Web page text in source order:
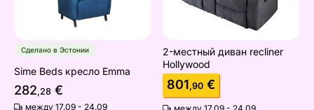
Сделано в Эстонии
Sime Beds кресло Emma
282,28 €
между 17.09 - 24.09
2-местный диван recliner
Hollywood
801,90 €